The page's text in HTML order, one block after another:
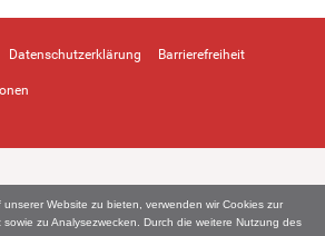
Website zu bieten, verwenden wir Cookies zur
zu Analysezwecken. Durch die weitere Nutzung des
Datenschutzerklärung Barrierefreiheit